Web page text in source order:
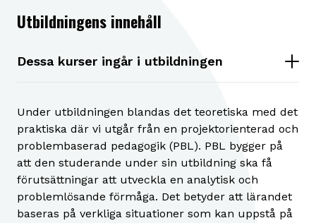
Utbildningens innehåll
Dessa kurser ingår i utbildningen
Under utbildningen blandas det teoretiska med det
praktiska där vi utgår från en projektorienterad och
problembaserad pedagogik (PBL). PBL bygger på
att den studerande under sin utbildning ska få
förutsättningar att utveckla en analytisk och
problemlösande förmåga. Det betyder att lärandet
baseras på verkliga situationer som kan uppstå på